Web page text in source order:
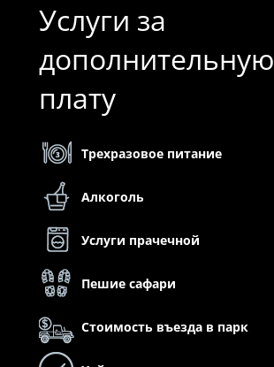
Услуги за
дополнительную
плату
Трехразовое питание
Алкоголь
Услуги прачечной
Пешие сафари
Стоимость въезда в парк